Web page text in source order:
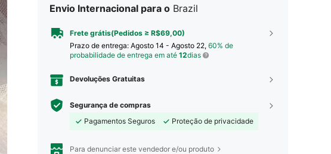
Envio Internacional para o Brazil
Frete grátis(Pedidos ≥ R$69,00)
Prazo de entrega: Agosto 14 - Agosto 22, 60% de
probabilidade de entrega em até 12dias
Devoluções Gratuitas
Segurança de compras
Pagamentos Seguros
Proteção de privacidade
Para denunciar este vendedor e/ou produto